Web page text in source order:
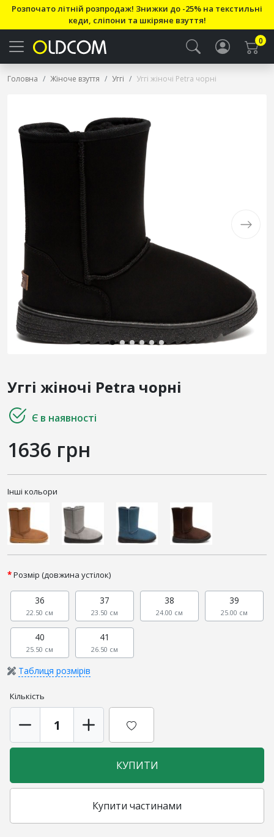
Розпочато літній розпродаж! Знижки до -25% на текстильні
кеди, сліпони та шкіряне взуття!
0
Головна Жіноче взуття Уггі Уггі жіночі Petra чорні
Уггі жіночі Petra чорні
Є в наявності
1636 грн
Інші кольори
Розмір (довжина устілок)
36
22.50 см
37
23.50 см
38
24.00 см
39
25.00 см
40
25.50 см
41
26.50 см
Таблиця розмірів
Кількість
КУПИТИ
Купити частинами